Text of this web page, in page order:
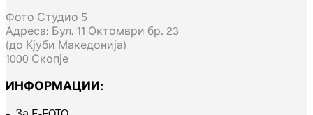
Фото Студио 5
Адреса: Бул. 11 Октомври бр. 23
(до Кјуби Македонија)
1000 Скопје
ИНФОРМАЦИИ: